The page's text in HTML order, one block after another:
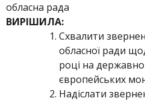
обласна рада
ВИРІШИЛА:
Схвалити
обласної ради
році на
європейських
Надіслати